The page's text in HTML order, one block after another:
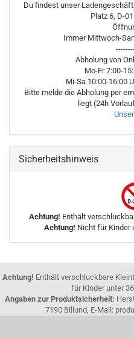
Du findest unser
Platz 6, D-
Immer Mittwoch-
Abholung von
Mo-Fr 7:00-
Mi-Sa 10:00-16:00
Bitte melde die Abholung per
liegt (24h
Sicherheitshinweis
Achtung! Enthält
Achtung! Nicht für Kinder
Achtung! Enthält verschluckbare
für Kinder unter
Angaben zur Produktsicherheit:
7190 Billund, E-Mail: